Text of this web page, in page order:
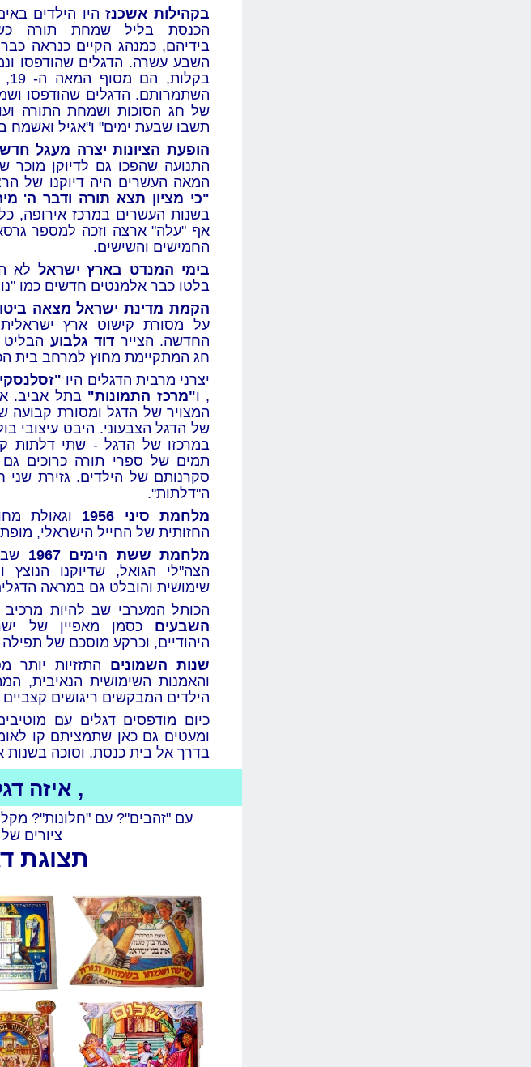
בקהילות אשכנזהיו הילדים
הכנסת בליל שמחת תורה
בידיהם, כמנהג הקיים כנראה
השבע עשרה. הדגלים שהודפסו
השתמרותם. הדגלים שהודפסו
של חג הסוכות ושמחת התורה
תשבו שבעת ימים" ו"אגיל ואשמח
הופעת הציונות יצרה מעגל חדש
התנועה שהפכו גם לדיוקן
המאה העשרים היה דיוקנו של
"כי מציון תצא תורה ודבר ה'
בשנות העשרים במרכז אירופה,
אף "עלה" ארצה וזכה למספר
החמישים והשישים.
בימי המנדט בארץ ישראל לא
בלטו כבר אלמנטים חדשים כמו
הקמת מדינת ישראל מצאה
על מסורת קישוט ארץ
החדשה. הצייר דוד גלבוע
חג המתקיימת מחוץ למרחב בית
יצרני מרבית הדגלים היו
, ו"מרכז התמונות" בתל אביב.
המצויר של הדגל ומסורת קבועה
של הדגל הצבעוני. היבט עיצובי
במרכזו של הדגל - שתי דלתות
תמים של ספרי תורה כרוכים
סקרנותם של הילדים. גזירת
ה"דלתות".
מלחמת סיני 1956
וגאולת
החזותית של החייל הישראלי,
מלחמת ששת הימים 1967
הצה"לי הגואל, שדיוקנו
שימושית והובלט גם במראה
הכותל המערבי שב להיות
השבעים כסמן מאפיין של
היהודיים, וכרקע מוסכם של
שנות השמונים התזזיות
והאמנות השימושית
הילדים המבקשים ריגושים קצביים
כיום מודפסים דגלים עם
ומעטים גם כאן שתמציתם קו
בדרך אל בית כנסת, וסוכה בשנות
, איזה
עם "זהבים"? עם "חלונות"?
ציורים
תצוגת